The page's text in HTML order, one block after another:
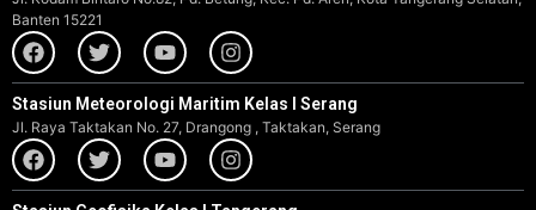
Banten 15221
Stasiun Meteorologi Maritim Kelas I Serang
Jl. Raya Taktakan No. 27, Drangong , Taktakan, Serang